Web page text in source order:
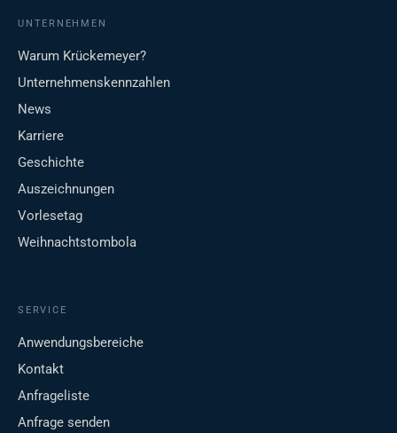
UNTERNEHMEN
Warum Krückemeyer?
Unternehmenskennzahlen
News
Karriere
Geschichte
Auszeichnungen
Vorlesetag
Weihnachtstombola
SERVICE
Anwendungsbereiche
Kontakt
Anfrageliste
Anfrage senden